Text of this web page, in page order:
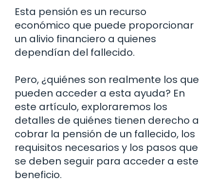
Esta pensión es un recurso
económico que puede proporcionar
un alivio financiero a quienes
dependían del fallecido.
Pero, ¿quiénes son realmente los que
pueden acceder a esta ayuda? En
este artículo, exploraremos los
detalles de quiénes tienen derecho a
cobrar la pensión de un fallecido, los
requisitos necesarios y los pasos que
se deben seguir para acceder a este
beneficio.